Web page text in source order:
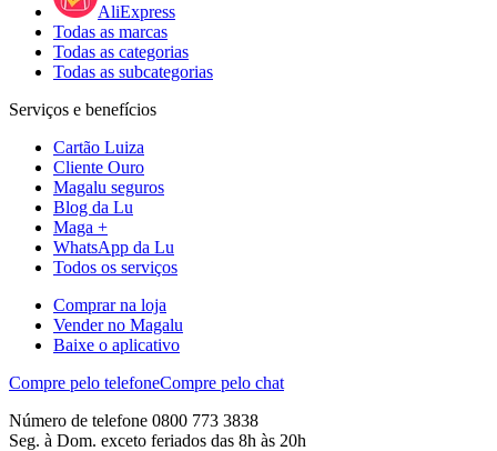
AliExpress
Todas as marcas
Todas as categorias
Todas as subcategorias
Serviços e benefícios
Cartão Luiza
Cliente Ouro
Magalu seguros
Blog da Lu
Maga +
WhatsApp da Lu
Todos os serviços
Comprar na loja
Vender no Magalu
Baixe o aplicativo
Compre pelo telefoneCompre pelo chat
Número de telefone 0800 773 3838
Seg. à Dom. exceto feriados das 8h às 20h